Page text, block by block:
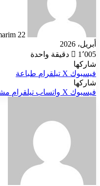
22 أبريل، 2026
أبريل، 2026
1٬005
دقيقة واحدة
شاركها
فيسبوك ‫X تيلقرام طباعة
شاركها
فيسبوك ‫X واتساب تيلقرام